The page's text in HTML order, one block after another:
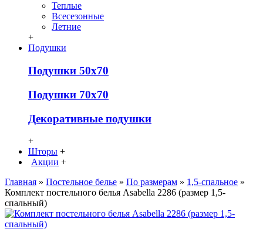
Теплые
Всесезонные
Летние
+
Подушки
Подушки 50х70
Подушки 70х70
Декоративные подушки
+
Шторы +
Акции +
Главная » Постельное белье » По размерам » 1,5-спальное »
Комплект постельного белья Asabella 2286 (размер 1,5-
спальный)